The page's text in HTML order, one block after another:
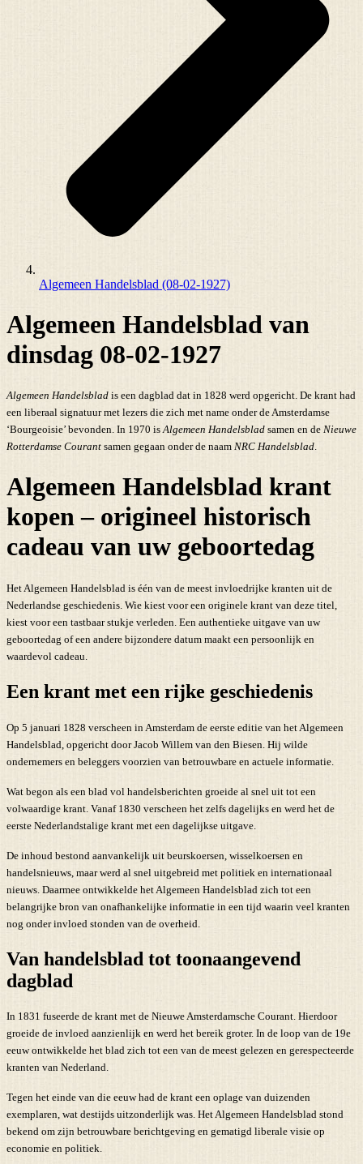
Algemeen Handelsblad (08-02-1927)
Algemeen Handelsblad van
dinsdag 08-02-1927
Algemeen Handelsblad is een dagblad dat in 1828 werd opgericht. De krant had
een liberaal signatuur met lezers die zich met name onder de Amsterdamse
‘Bourgeoisie’ bevonden. In 1970 is Algemeen Handelsblad samen en de Nieuwe
Rotterdamse Courant samen gegaan onder de naam NRC Handelsblad
Algemeen Handelsblad krant
kopen – origineel historisch
cadeau van uw geboortedag
Het Algemeen Handelsblad is één van de meest invloedrijke kranten uit de
Nederlandse geschiedenis. Wie kiest voor een originele krant van deze titel,
kiest voor een tastbaar stukje verleden. Een authentieke uitgave van uw
geboortedag of een andere bijzondere datum maakt een persoonlijk en
waardevol cadeau.
Een krant met een rijke geschiedenis
Op 5 januari 1828 verscheen in Amsterdam de eerste editie van het Algemeen
Handelsblad, opgericht door Jacob Willem van den Biesen. Hij wilde
ondernemers en beleggers voorzien van betrouwbare en actuele informatie.
Wat begon als een blad vol handelsberichten groeide al snel uit tot een
volwaardige krant. Vanaf 1830 verscheen het zelfs dagelijks en werd het de
eerste Nederlandstalige krant met een dagelijkse uitgave.
De inhoud bestond aanvankelijk uit beurskoersen, wisselkoersen en
handelsnieuws, maar werd al snel uitgebreid met politiek en internationaal
nieuws. Daarmee ontwikkelde het Algemeen Handelsblad zich tot een
belangrijke bron van onafhankelijke informatie in een tijd waarin veel kranten
nog onder invloed stonden van de overheid.
Van handelsblad tot toonaangevend
dagblad
In 1831 fuseerde de krant met de Nieuwe Amsterdamsche Courant. Hierdoor
groeide de invloed aanzienlijk en werd het bereik groter. In de loop van de 19e
eeuw ontwikkelde het blad zich tot een van de meest gelezen en gerespecteerde
kranten van Nederland.
Tegen het einde van die eeuw had de krant een oplage van duizenden
exemplaren, wat destijds uitzonderlijk was. Het Algemeen Handelsblad stond
bekend om zijn betrouwbare berichtgeving en gematigd liberale visie op
economie en politiek.